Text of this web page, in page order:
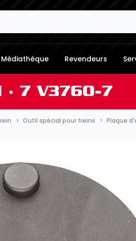
Médiathèque Revendeurs
∙ 7 V3760-7
Outil spécial pour freins Plaque